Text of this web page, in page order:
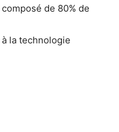
de 80% de
la technologie